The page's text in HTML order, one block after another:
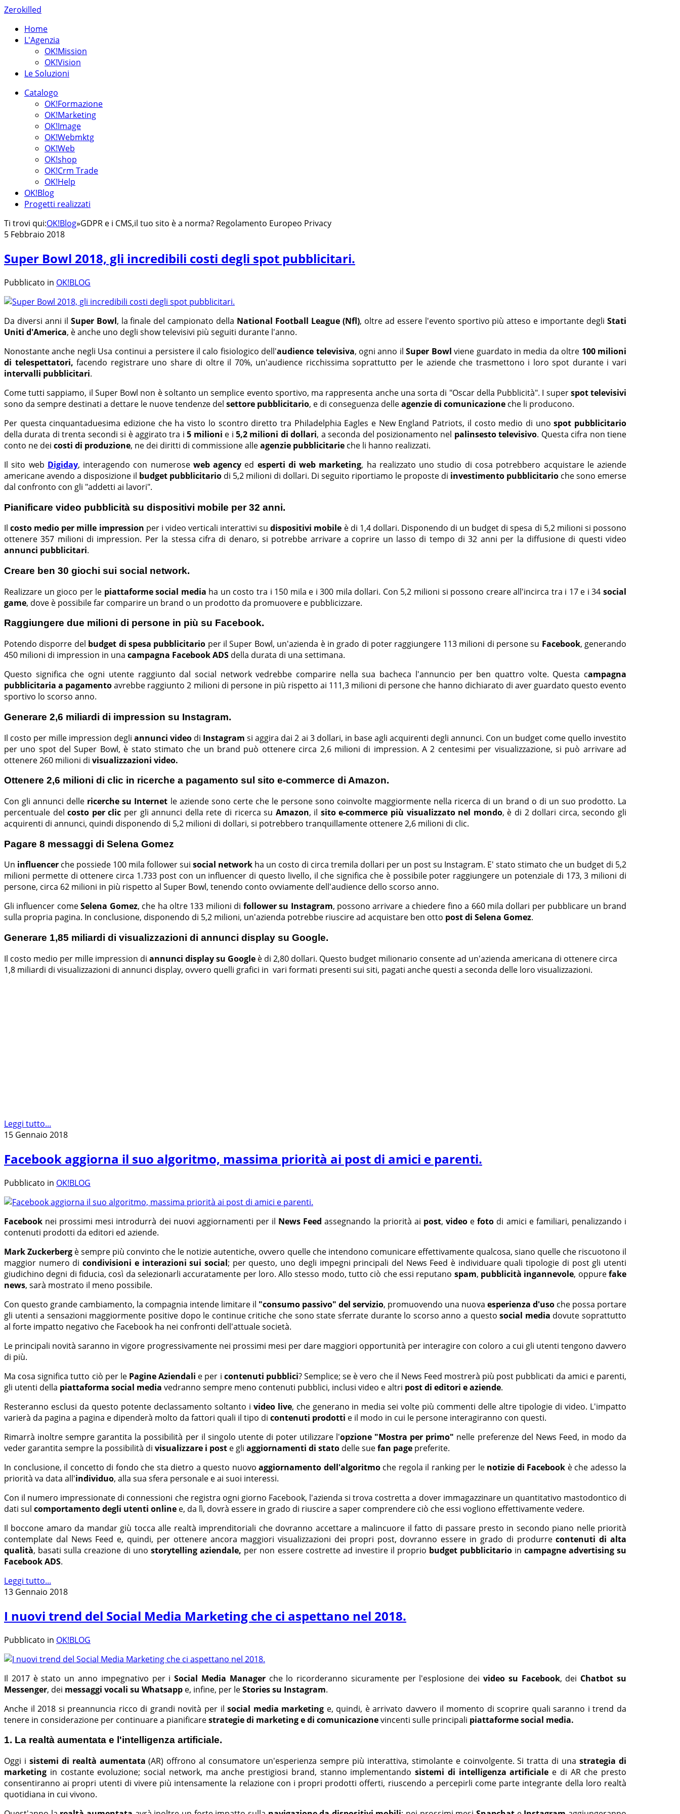
Zerokilled
Home
L'Agenzia
OK!Mission
OK!Vision
Le Soluzioni
Catalogo
OK!Formazione
OK!Marketing
OK!Image
OK!Webmktg
OK!Web
OK!shop
OK!Crm Trade
OK!Help
OK!Blog
Progetti realizzati
Ti trovi qui:OK!Blog»GDPR e i CMS,il tuo sito è a norma? Regolamento Europeo Privacy
5 Febbraio 2018
Super Bowl 2018, gli incredibili costi degli spot pubblicitari.
Pubblicato in OK!BLOG
Da diversi anni il Super Bowl, la finale del campionato della National Football League (Nfl), oltre ad essere l'evento sportivo più atteso e importante degliStati
Uniti d'America, è anche uno degli show televisivi più seguiti durante l'anno.
Nonostante anche negli Usa continui a persistere il calo fisiologico dell'audience televisiva, ogni anno ilSuper Bowl viene guardato in media da oltre 100 milioni
di telespettatori, facendo registrare uno share di oltre il 70%, un'audience ricchissima soprattutto per le aziende che trasmettono i loro spot durante i vari
intervalli pubblicitari.
Come tutti sappiamo, il Super Bowl non è soltanto un semplice evento sportivo, ma rappresenta anche una sorta di "Oscar della Pubblicità". I superspot televisivi
sono da sempre destinati a dettare le nuove tendenze del settore pubblicitario, e di conseguenza delleagenzie di comunicazione che li producono.
Per questa cinquantaduesima edizione che ha visto lo scontro diretto tra Philadelphia Eagles e New England Patriots, il costo medio di unospot pubblicitario
della durata di trenta secondi si è aggirato tra i5 milioni e i 5,2 milioni di dollari, a seconda del posizionamento nel palinsesto televisivo. Questa cifra non tiene
conto ne dei costi di produzione, ne dei diritti di commissione alleagenzie pubblicitarie che li hanno realizzati.
Il sito web Digiday, interagendo con numerose web agency ed esperti di web marketing, ha realizzato uno studio di cosa potrebbero acquistare le aziende
americane avendo a disposizione il budget pubblicitario di 5,2 milioni di dollari. Di seguito riportiamo le proposte di investimento pubblicitario che sono emerse
dal confronto con gli "addetti ai lavori".
Pianificare video pubblicità su dispositivi mobile per 32 anni.
Ilcosto medio per mille impression per i video verticali interattivi sudispositivi mobile è di 1,4 dollari. Disponendo di un budget di spesa di 5,2 milioni si possono
ottenere 357 milioni di impression. Per la stessa cifra di denaro, si potrebbe arrivare a coprire un lasso di tempo di 32 anni per la diffusione di questi video
annunci pubblicitari.
Creare ben 30 giochi sui social network.
Realizzare un gioco per le piattaforme social media ha un costo tra i 150 mila e i 300 mila dollari. Con 5,2 milioni si possono creare all'incirca tra i 17 e i 34social
game, dove è possibile far comparire un brand o un prodotto da promuovere e pubblicizzare.
Raggiungere due milioni di persone in più su Facebook.
Potendo disporre del budget di spesa pubblicitario per il Super Bowl, un'azienda è in grado di poter raggiungere 113 milioni di persone su Facebook, generando
450 milioni di impression in una campagna Facebook ADS della durata di una settimana.
Questo significa che ogni utente raggiunto dal social network vedrebbe comparire nella sua bacheca l'annuncio per ben quattro volte. Questa campagna
pubblicitaria a pagamentoavrebbe raggiunto 2 milioni di persone in più rispetto ai 111,3 milioni di persone che hanno dichiarato di aver guardato questo evento
sportivo lo scorso anno.
Generare 2,6 miliardi di impression su Instagram.
Il costo per mille impression degliannunci video di Instagram si aggira dai 2 ai 3 dollari, in base agli acquirenti degli annunci. Con un budget come quello investito
per uno spot del Super Bowl, è stato stimato che un brand può ottenere circa 2,6 milioni di impression. A 2 centesimi per visualizzazione, si può arrivare ad
ottenere 260 milioni di visualizzazioni video.
Ottenere 2,6 milioni di clic in ricerche a pagamento sul sito e-commerce di Amazon.
Con gli annunci delle ricerche su Internet le aziende sono certe che le persone sono coinvolte maggiormente nella ricerca di un brand o di un suo prodotto. La
percentuale delcosto per clic per gli annunci della rete di ricerca su Amazon, il sito e-commerce più visualizzato nel mondo, è di 2 dollari circa, secondo gli
acquirenti di annunci, quindi disponendo di 5,2 milioni di dollari, si potrebbero tranquillamente ottenere 2,6 milioni di clic.
Pagare 8 messaggi di Selena Gomez
Un influencer che possiede 100 mila follower sui social network ha un costo di circa tremila dollari per un post su Instagram. E' stato stimato che un budget di 5,2
milioni permette di ottenere circa 1.733 post con un influencer di questo livello, il che significa che è possibile poter raggiungere un potenziale di 173, 3 milioni di
persone, circa 62 milioni in più rispetto al Super Bowl, tenendo conto ovviamente dell'audience dello scorso anno.
Gli influencer comeSelena Gomez, che ha oltre 133 milioni di follower su Instagram, possono arrivare a chiedere fino a 660 mila dollari per pubblicare un brand
sulla propria pagina. In conclusione, disponendo di 5,2 milioni, un'azienda potrebbe riuscire ad acquistare ben otto post di Selena Gomez.
Generare 1,85 miliardi di visualizzazioni di annunci display su Google.
Il costo medio per mille impression di annunci display su Google è di 2,80 dollari. Questo budget milionario consente ad un'azienda americana di ottenere circa
1,8 miliardi di visualizzazioni di annunci display, ovvero quelli grafici in vari formati presenti sui siti, pagati anche questi a seconda delle loro visualizzazioni.
Leggi tutto...
15 Gennaio 2018
Facebook aggiorna il suo algoritmo, massima priorità ai post di amici e parenti.
Pubblicato in OK!BLOG
Facebook nei prossimi mesi introdurrà dei nuovi aggiornamenti per il News Feed assegnando la priorità ai post,video e foto di amici e familiari, penalizzando i
contenuti prodotti da editori ed aziende.
Mark Zuckerberg è sempre più convinto che le notizie autentiche, ovvero quelle che intendono comunicare effettivamente qualcosa, siano quelle che riscuotono il
maggior numero dicondivisioni e interazioni sui social; per questo, uno degli impegni principali del News Feed è individuare quali tipologie di post gli utenti
giudichino degni di fiducia, così da selezionarli accuratamente per loro. Allo stesso modo, tutto ciò che essi reputano spam, pubblicità ingannevole, oppurefake
news, sarà mostrato il meno possibile.
Con questo grande cambiamento, la compagnia intende limitare il "consumo passivo" del servizio, promuovendo una nuova esperienza d'uso che possa portare
gli utenti a sensazioni maggiormente positive dopo le continue critiche che sono state sferrate durante lo scorso anno a questosocial media dovute soprattutto
al forte impatto negativo che Facebook ha nei confronti dell'attuale società.
Le principali novità saranno in vigore progressivamente nei prossimi mesi per dare maggiori opportunità per interagire con coloro a cui gli utenti tengono davvero
di più.
Ma cosa significa tutto ciò per le Pagine Aziendali e per i contenuti pubblici? Semplice; se è vero che il News Feed mostrerà più post pubblicati da amici e parenti,
gli utenti della piattaforma social media vedranno sempre meno contenuti pubblici, inclusi video e altri post di editori e aziende.
Resteranno esclusi da questo potente declassamento soltanto i video live, che generano in media sei volte più commenti delle altre tipologie di video. L'impatto
varierà da pagina a pagina e dipenderà molto da fattori quali il tipo di contenuti prodotti e il modo in cui le persone interagiranno con questi.
Rimarrà inoltre sempre garantita la possibilità per il singolo utente di poter utilizzare l'opzione "Mostra per primo" nelle preferenze del News Feed, in modo da
veder garantita sempre la possibilità di visualizzare i post e gli aggiornamenti di stato delle suefan page preferite.
In conclusione, il concetto di fondo che sta dietro a questo nuovo aggiornamento dell'algoritmoche regola il ranking per le notizie di Facebook è che adesso la
priorità va data all'individuo, alla sua sfera personale e ai suoi interessi.
Con il numero impressionate di connessioni che registra ogni giorno Facebook, l'azienda si trova costretta a dover immagazzinare un quantitativo mastodontico di
dati sul comportamento degli utenti online e, da lì, dovrà essere in grado di riuscire a saper comprendere ciò che essi vogliono effettivamente vedere.
Il boccone amaro da mandar giù tocca alle realtà imprenditoriali che dovranno accettare a malincuore il fatto di passare presto in secondo piano nelle priorità
contemplate dal News Feed e, quindi, per ottenere ancora maggiori visualizzazioni dei propri post, dovranno essere in grado di produrrecontenuti di alta
qualità, basati sulla creazione di uno storytelling aziendale, per non essere costrette ad investire il proprio budget pubblicitarioin campagne advertising su
Facebook ADS.
Leggi tutto...
13 Gennaio 2018
I nuovi trend del Social Media Marketing che ci aspettano nel 2018.
Pubblicato in OK!BLOG
Il 2017 è stato un anno impegnativo per iSocial Media Managerche lo ricorderanno sicuramente per l'esplosione deivideo su Facebook, dei Chatbot su
Messenger, dei messaggi vocali su Whatsapp e, infine, per leStories su Instagram.
Anche il 2018 si preannuncia ricco di grandi novità per ilsocial media marketing e, quindi, è arrivato davvero il momento di scoprire quali saranno i trend da
tenere in considerazione per continuare a pianificarestrategie di marketing e di comunicazionevincenti sulle principali piattaforme social media.
1. La realtà aumentata e l'intelligenza artificiale.
Oggi i sistemi di realtà aumentata (AR) offrono al consumatore un'esperienza sempre più interattiva, stimolante e coinvolgente. Si tratta di unastrategia di
marketing in costante evoluzione; social network, ma anche prestigiosi brand, stanno implementando sistemi di intelligenza artificiale e di AR che presto
consentiranno ai propri utenti di vivere più intensamente la relazione con i propri prodotti offerti, riuscendo a percepirli come parte integrante della loro realtà
quotidiana in cui vivono.